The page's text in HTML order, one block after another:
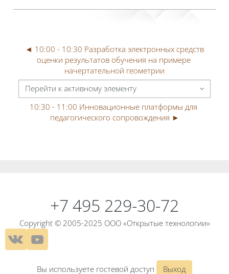
◄ 10:00 - 10:30 Разработка электронных средств
оценки результатов обучения на примере
начертательной геометрии
Перейти к активному элементу
10:30 - 11:00 Инновационные платформы для
педагогического сопровождения ►
+7 495 229-30-72
Copyright © 2005-2025 ООО «Открытые технологии»
Вы используете гостевой доступ Выход